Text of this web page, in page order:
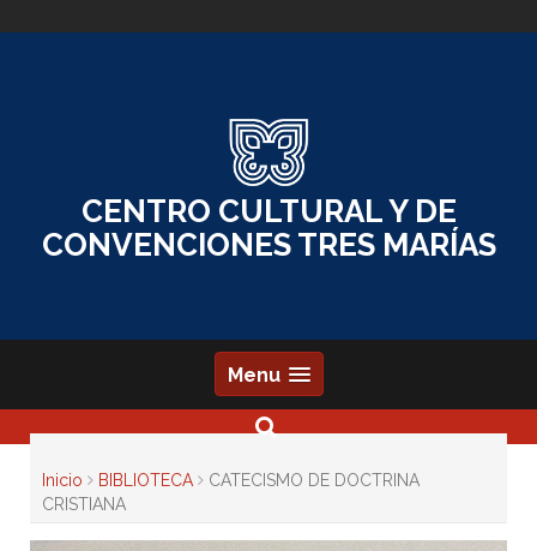
to
CENTRO CULTURAL Y DE
CONVENCIONES TRES MARÍAS
Menu
Inicio BIBLIOTECA
CATECISMO DE DOCTRINA
CRISTIANA